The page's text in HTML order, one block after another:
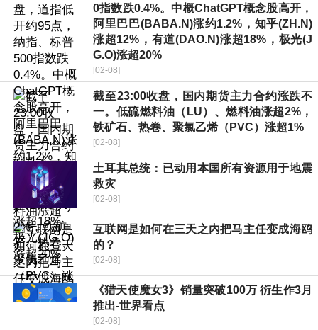
0指数跌0.4%。中概ChatGPT概念股高开，
阿里巴巴(BABA.N)涨约1.2%，知乎(ZH.N)
涨超12%，有道(DAO.N)涨超18%，极光(J
G.O)涨超20%
[02-08]
截至23:00收盘，国内期货主力合约涨跌不
一。低硫燃料油（LU）、燃料油涨超2%，
铁矿石、热卷、聚氯乙烯（PVC）涨超1%
[02-08]
土耳其总统：已动用本国所有资源用于地震
救灾
[02-08]
互联网是如何在三天之内把马主任变成海鸥
的？
[02-08]
《猎天使魔女3》销量突破100万 衍生作3月
推出-世界看点
[02-08]